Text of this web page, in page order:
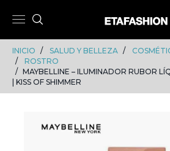
INICIO SALUD Y BELLEZA
ROSTRO
MAYBELLINE – ILUMINADOR RUBOR
| KISS OF SHIMMER